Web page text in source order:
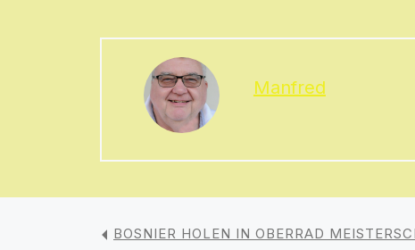
Manfred
BOSNIER HOLEN IN OBERRAD